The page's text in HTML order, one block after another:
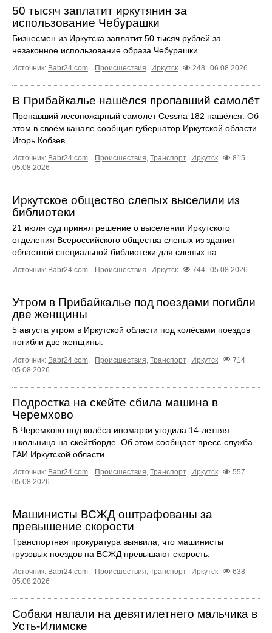
50 тысяч заплатит иркутянин за
использование Чебурашки
Бизнесмен из Иркутска заплатит 50 тысяч рублей за
незаконное использование образа Чебурашки.
Источник: Babr24.com. Происшествия Иркутск 248 06.08.2026
В Прибайкалье нашёлся пропавший самолёт
Пропавший лесопожарный самолёт Cessna 182 нашёлся. Об
этом в своём канале сообщил губернатор Иркутской области
Игорь Кобзев.
Источник: Babr24.com. Происшествия, Транспорт Иркутск
815
05.08.2026
Иркутское общество слепых выселили из
библиотеки
21 июля суд принял решение о выселении Иркутского
отделения Всероссийского общества слепых из здания
областной специальной библиотеки для слепых на ...
Источник: Babr24.com. Происшествия Иркутск 744 05.08.2026
Утром в Прибайкалье под поездами погибли
две женщины
5 августа утром в Иркутской области под колёсами поездов
погибли две женщины.
Источник: Babr24.com Происшествия Транспорт Иркутск
714
05.08.2026
Подростка на скейте сбила машина в
Черемхово
В Черемхово под колёса иномарки угодила 14‑летняя
школьница на скейтборде. Об этом сообщает пресс‑служба
ГАИ Иркутской области.
Источник: Babr24.com Происшествия Транспорт Иркутск
557
05.08.2026
Машинисты ВСЖД оштрафованы за
превышение скорости
Транспортная прокуратура выявила, что машинисты
грузовых поездов на ВСЖД превышают скорость.
Источник: Babr24.com Происшествия Транспорт Иркутск
638
05.08.2026
Собаки напали на девятилетнего мальчика в
Усть‑Илимске